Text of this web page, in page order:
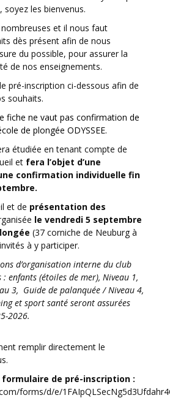
les bienvenus.
et il nous faut
dès présent afin de nous
du possible, pour assurer la
de nos enseignements.
pré-inscription ci-dessous afin de
souhaits.
fiche ne vaut pas confirmation de
de plongée ODYSSEE.
étudiée en tenant compte de
et fera l’objet d’une
confirmation individuelle fin
et de présentation des
le vendredi 5 septembre
(37 corniche de Neuburg à
à y participer.
d’organisation interne du club
: enfants (étoiles de mer), Niveau 1,
3, Guide de palanquée / Niveau 4,
et sport santé seront assurées
2026.
remplir directement le
de pré-inscription :
forms/d/e/